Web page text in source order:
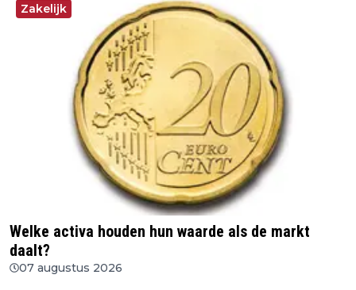
Zakelijk
Welke activa houden hun waarde als de markt
daalt?
07 augustus 2026